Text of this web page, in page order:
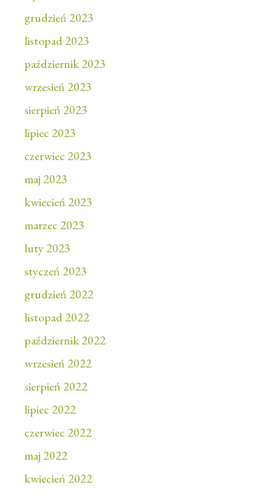
grudzień 2023
listopad 2023
październik 2023
wrzesień 2023
sierpień 2023
lipiec 2023
czerwiec 2023
maj 2023
kwiecień 2023
marzec 2023
luty 2023
styczeń 2023
grudzień 2022
listopad 2022
październik 2022
wrzesień 2022
sierpień 2022
lipiec 2022
czerwiec 2022
maj 2022
kwiecień 2022